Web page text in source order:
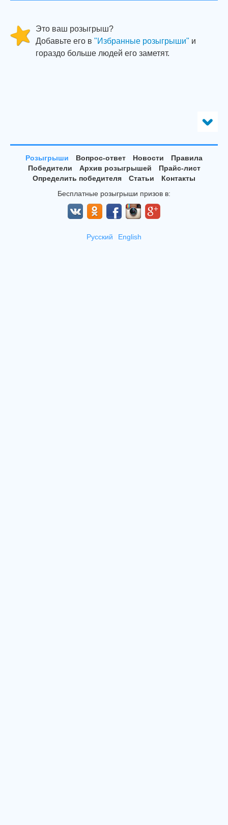
Это ваш розыгрыш?
Добавьте его в "Избранные розыгрыши" и
гораздо больше людей его заметят.
Розыгрыши Вопрос-ответ Новости
Правила
Победители
Архив розыгрышей
Прайс-лист
Определить победителя
Статьи
Контакты
Бесплатные розыгрыши призов в:
Русский English